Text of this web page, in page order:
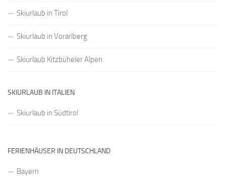
Skiurlaub in Tirol
Skiurlaub in Vorarlberg
Skiurlaub Kitzbüheler Alpen
SKIURLAUB IN ITALIEN
Skiurlaub in Südtirol
FERIENHÄUSER IN DEUTSCHLAND
Bayern